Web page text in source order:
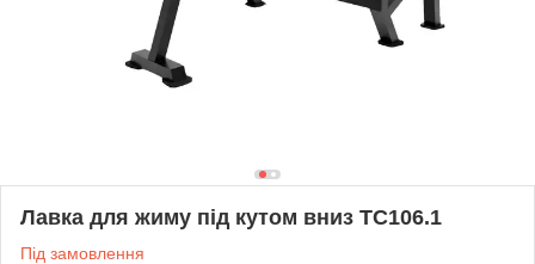
Лавка для жиму під кутом вниз TC106.1
Під замовлення